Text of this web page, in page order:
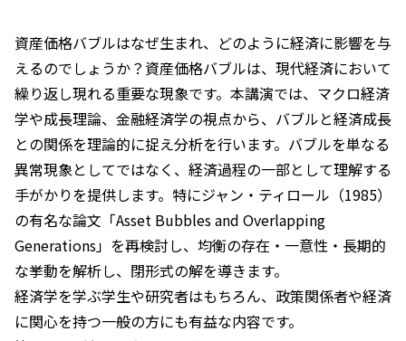
資産価格バブルはなぜ生まれ、どのように経済に影響を与
えるのでしょうか？資産価格バブルは、現代経済において
繰り返し現れる重要な現象です。本講演では、マクロ経済
学や成長理論、金融経済学の視点から、バブルと経済成長
との関係を理論的に捉え分析を行います。バブルを単なる
異常現象としてではなく、経済過程の一部として理解する
手がかりを提供します。特にジャン・ティロール（1985）
の有名な論文「Asset Bubbles and Overlapping
Generations」を再検討し、均衡の存在・一意性・長期的
な挙動を解析し、閉形式の解を導きます。
経済学を学ぶ学生や研究者はもちろん、政策関係者や経済
に関心を持つ一般の方にも有益な内容です。